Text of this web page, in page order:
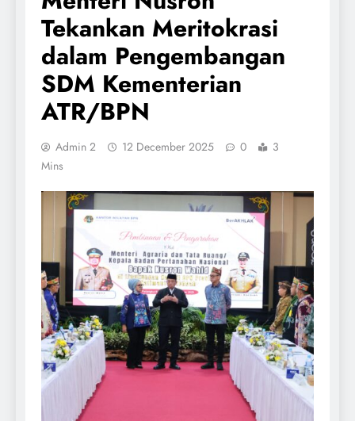
Tekankan Meritokrasi
dalam Pengembangan
SDM Kementerian
ATR/BPN
Admin 2 12 December 2025 0
3
Mins